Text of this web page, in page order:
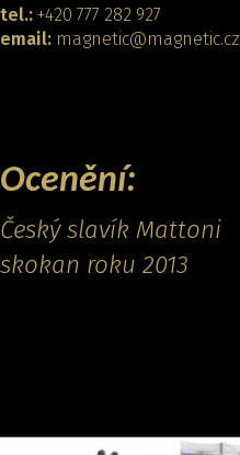
tel.: +420 777 282 927
email: magnetic@magnetic.cz
Ocenění:
Český slavík Mattoni
skokan roku 2013